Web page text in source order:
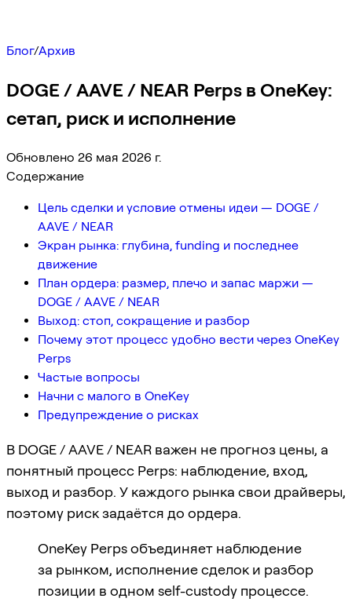
Блог/Архив
DOGE / AAVE / NEAR Perps в OneKey:
сетап, риск и исполнение
Обновлено 26 мая 2026 г.
Содержание
Цель сделки и условие отмены идеи — DOGE /
AAVE / NEAR
Экран рынка: глубина, funding и последнее
движение
План ордера: размер, плечо и запас маржи —
DOGE / AAVE / NEAR
Выход: стоп, сокращение и разбор
Почему этот процесс удобно вести через OneKey
Perps
Частые вопросы
Начни с малого в OneKey
Предупреждение о рисках
В DOGE / AAVE / NEAR важен не прогноз цены, а
понятный процесс Perps: наблюдение, вход,
выход и разбор. У каждого рынка свои драйверы,
поэтому риск задаётся до ордера.
OneKey Perps объединяет наблюдение
за рынком, исполнение сделок и разбор
позиции в одном self-custody процессе.